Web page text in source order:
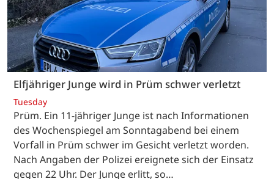
Elfjähriger Junge wird in Prüm schwer verletzt
Tuesday
Prüm. Ein 11-jähriger Junge ist nach Informationen
des Wochenspiegel am Sonntagabend bei einem
Vorfall in Prüm schwer im Gesicht verletzt worden.
Nach Angaben der Polizei ereignete sich der Einsatz
gegen 22 Uhr. Der Junge erlitt, so…